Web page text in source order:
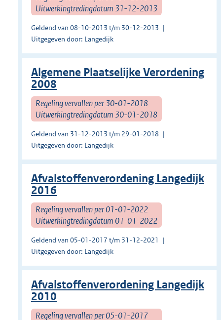
Uitwerkingtredingdatum 31-12-2013
Geldend van 08-10-2013 t/m 30-12-2013
Uitgegeven door: Langedijk
Algemene Plaatselijke Verordening
2008
Regeling vervallen per 30-01-2018
Uitwerkingtredingdatum 30-01-2018
Geldend van 31-12-2013 t/m 29-01-2018
Uitgegeven door: Langedijk
Afvalstoffenverordening Langedijk
2016
Regeling vervallen per 01-01-2022
Uitwerkingtredingdatum 01-01-2022
Geldend van 05-01-2017 t/m 31-12-2021
Uitgegeven door: Langedijk
Afvalstoffenverordening Langedijk
2010
Regeling vervallen per 05-01-2017